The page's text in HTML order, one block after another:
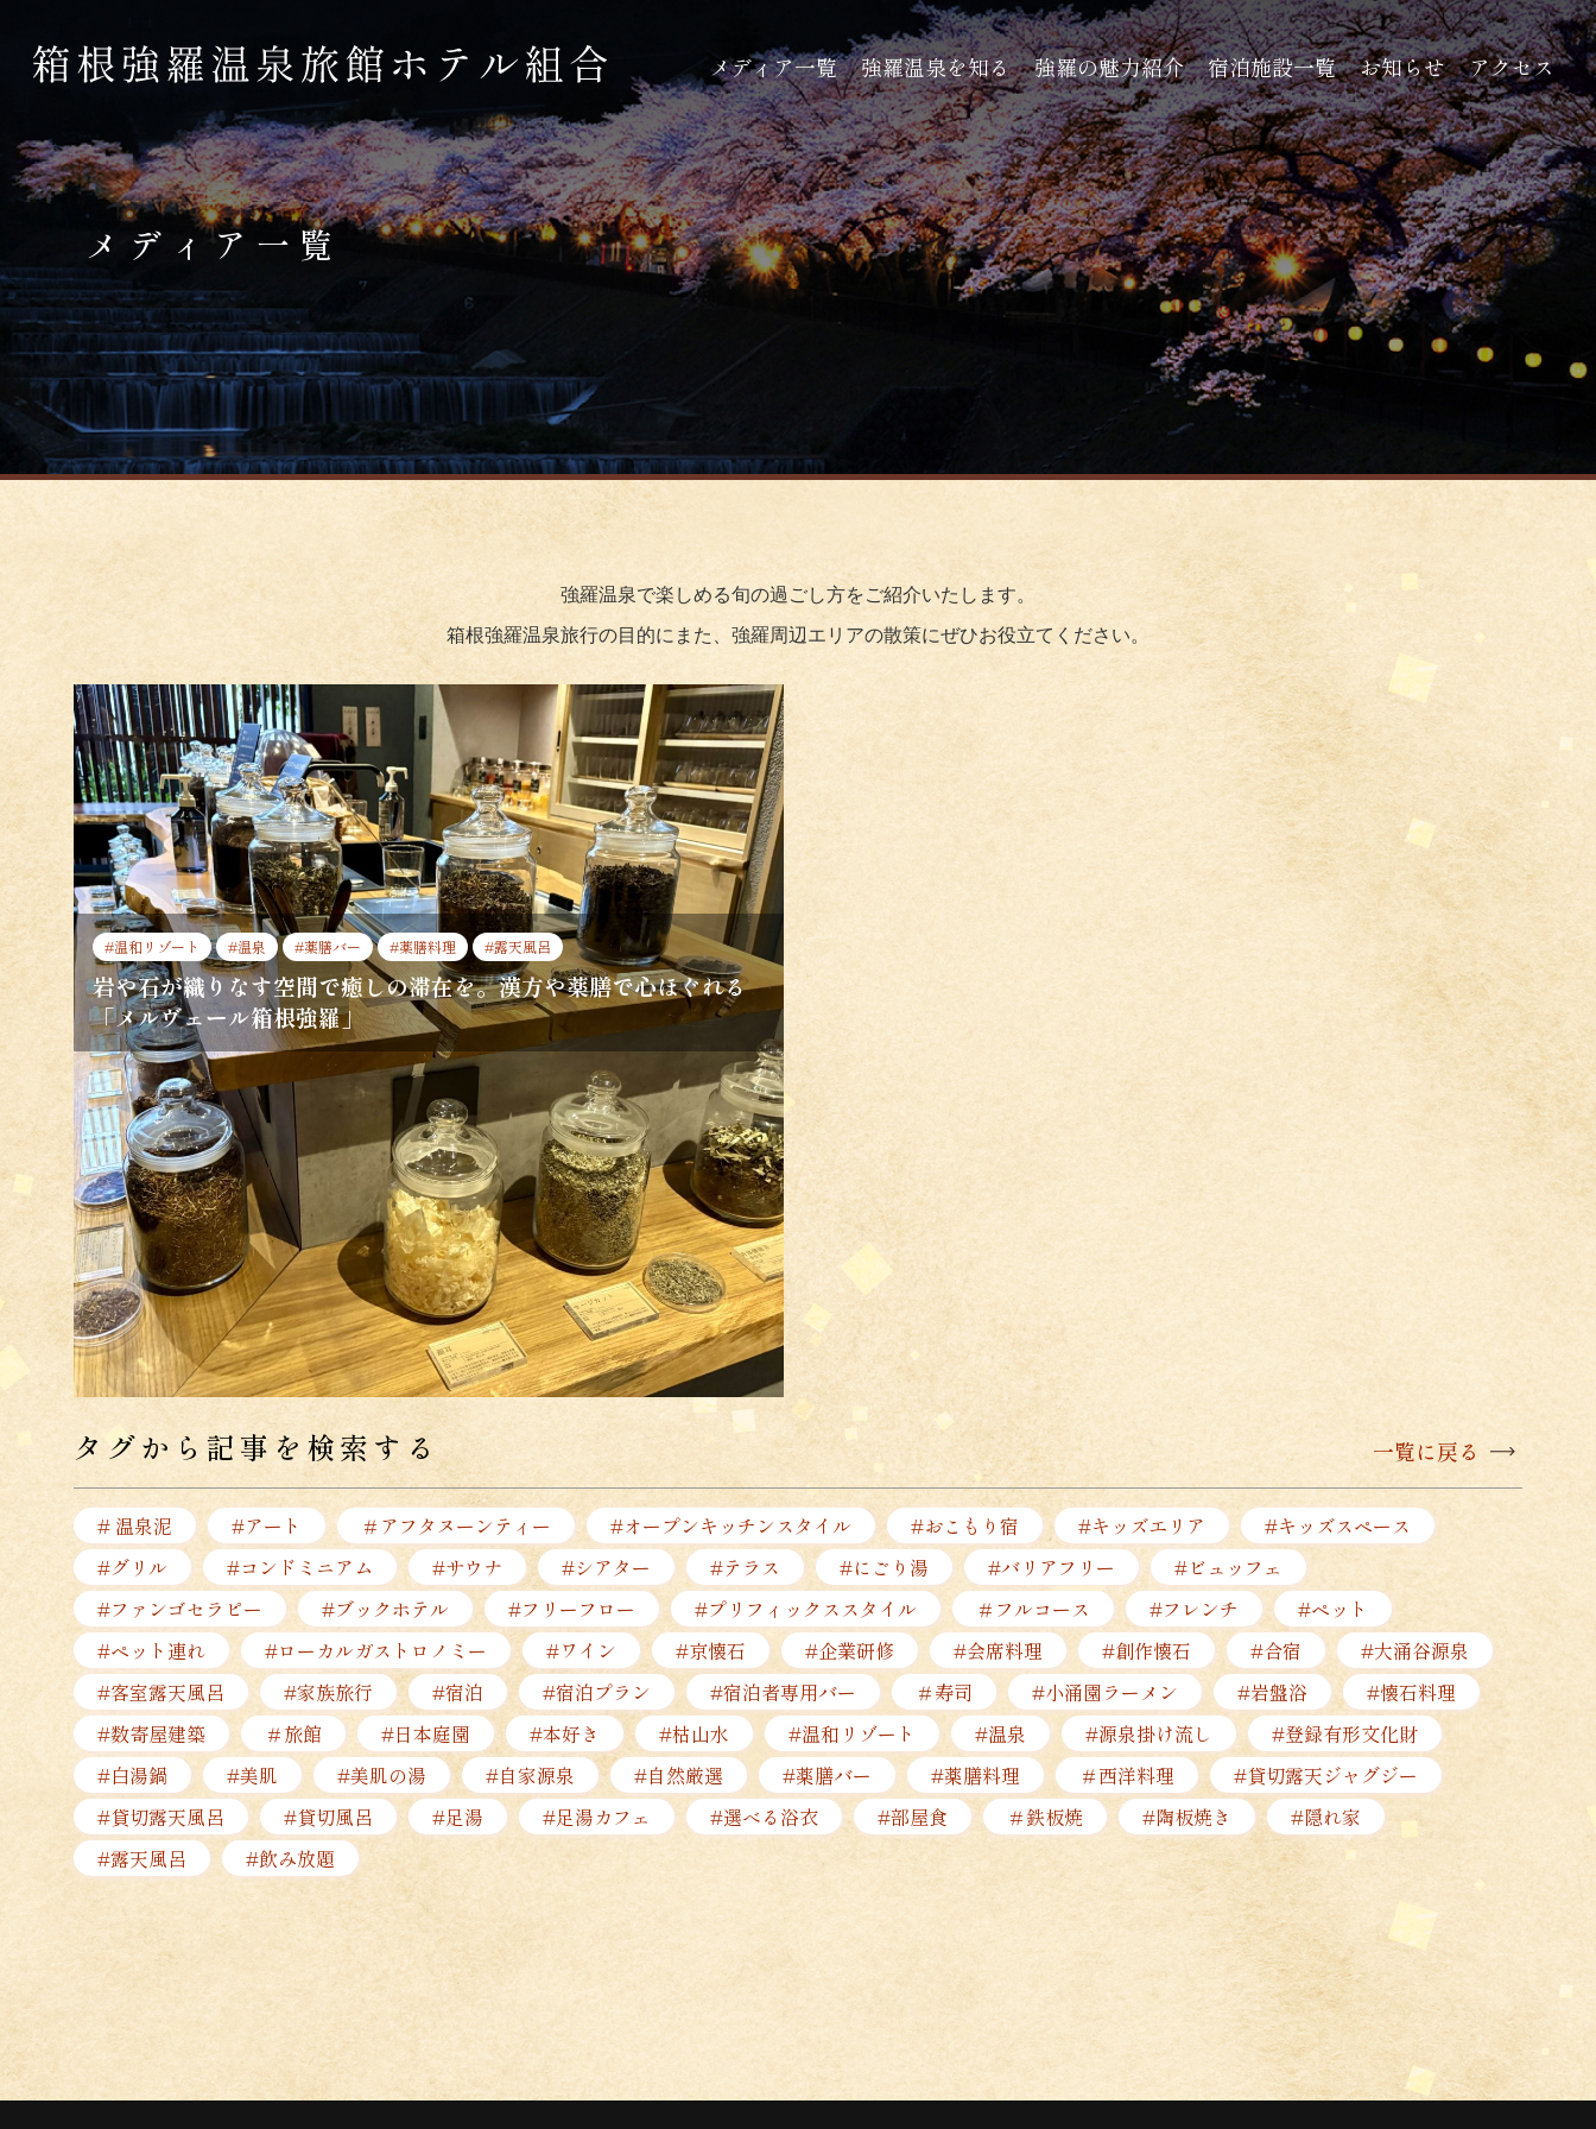
メディア一覧 強羅温泉を知る 強羅の魅力紹介 宿泊施設一覧 お知らせ アクセス
メディア一覧
強羅温泉で楽しめる旬の過ごし方をご紹介いたします。
箱根強羅温泉旅行の目的にまた、強羅周辺エリアの散策にぜひお役立てください。
#温和リゾート #温泉 #薬膳バー #薬膳料理 #露天風呂
岩や石が織りなす空間で癒しの滞在を。漢方や薬膳で心ほぐれる
「メルヴェール箱根強羅」
タグから記事を検索する 一覧に戻る
# 温泉泥 #アート ＃アフタヌーンティー #オープンキッチンスタイル #おこもり宿 #キッズエリア
#キッズスペース
#グリル
#コンドミニアム #サウナ #シアター #テラス #にごり湯 #バリアフリー
#ビュッフェ
#ファンゴセラピー
#ブックホテル #フリーフロー #プリフィックススタイル ＃フルコース #フレンチ
#ペット
#ペット連れ
#ローカルガストロノミー #ワイン #京懐石 #企業研修 #会席料理 #創作懐石 #合宿
#大涌谷源泉
#客室露天風呂
#家族旅行 #宿泊 #宿泊プラン #宿泊者専用バー ＃寿司 #小涌園ラーメン #岩盤浴
#懐石料理
#数寄屋建築
＃旅館 #日本庭園 #本好き #枯山水 #温和リゾート #温泉 #源泉掛け流し
#登録有形文化財
#白湯鍋
#美肌 #美肌の湯 #自家源泉 #自然厳選 #薬膳バー #薬膳料理 ＃西洋料理
#貸切露天ジャグジー
#貸切露天風呂
#貸切風呂 #足湯 #足湯カフェ #選べる浴衣 #部屋食 ＃鉄板焼 #陶板焼き
#隠れ家
#露天風呂
#飲み放題